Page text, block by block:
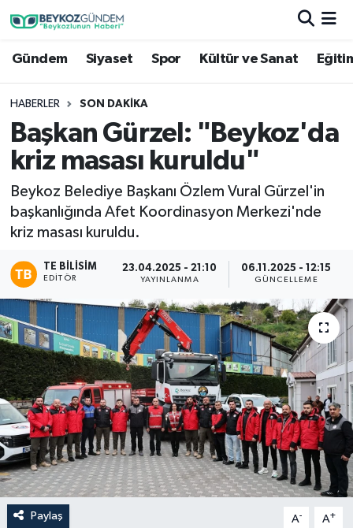
Gündem Siyaset Spor Kültür ve Sanat
HABERLER SON DAKIKA
Başkan Gürzel: "Beykoz'da
kriz masası kuruldu"
Beykoz Belediye Başkanı Özlem Vural Gürzel'in
başkanlığında Afet Koordinasyon Merkezi'nde
kriz masası kuruldu.
TE BILISIM
EDITÖR
23.04.2025 - 21:10
YAYINLANMA
06.11.2025 - 12:15
GÜNCELLEME
Paylaş A- A+
Hava Durumu
Trafik Durumu
Süper Lig Puan Durumu ve Fikstür
Son Dakika Haberleri
Haber Arşivi